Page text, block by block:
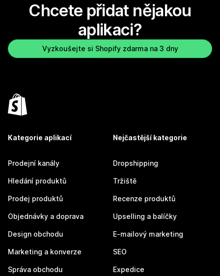
Chcete přidat nějakou
aplikaci?
Vyzkoušejte si Shopify zdarma na 3 dny
Kategorie aplikací
Prodejní kanály
Hledání produktů
Prodej produktů
Objednávky a doprava
Design obchodu
Marketing a konverze
Správa obchodu
Nejčastější kategorie
Dropshipping
Tržiště
Recenze produktů
Upselling a balíčky
E-mailový marketing
SEO
Expedice